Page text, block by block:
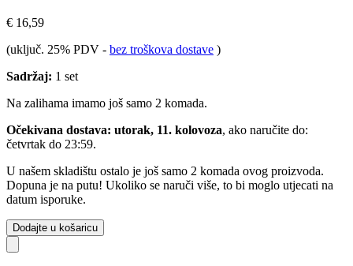
€ 16,59
(uključ. 25% PDV - bez troškova dostave )
Sadržaj: 1 set
Na zalihama imamo još samo 2 komada.
Očekivana dostava: utorak, 11. kolovoza, ako naručite do:
četvrtak do 23:59.
U našem skladištu ostalo je još samo 2 komada ovog proizvoda.
Dopuna je na putu! Ukoliko se naruči više, to bi moglo utjecati na
datum isporuke.
Dodajte u košaricu